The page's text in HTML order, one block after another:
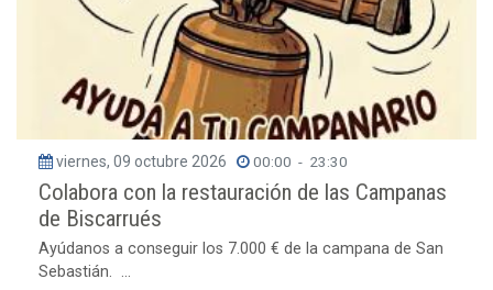
viernes, 09 octubre 2026 00:00 - 23:30
Colabora con la restauración de las Campanas
de Biscarrués
Ayúdanos a conseguir los 7.000 € de la campana de San
Sebastián. ...